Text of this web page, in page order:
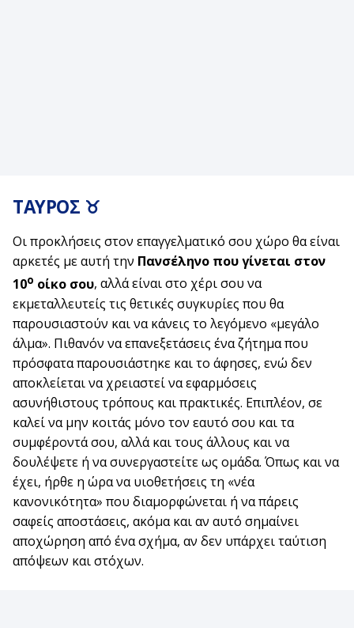
ΤΑΥΡΟΣ ♉
Οι προκλήσεις στον επαγγελματικό σου χώρο θα είναι
αρκετές με αυτή την Πανσέληνο που γίνεται στον
10ο οίκο σου, αλλά είναι στο χέρι σου να
εκμεταλλευτείς τις θετικές συγκυρίες που θα
παρουσιαστούν και να κάνεις το λεγόμενο «μεγάλο
άλμα». Πιθανόν να επανεξετάσεις ένα ζήτημα που
πρόσφατα παρουσιάστηκε και το άφησες, ενώ δεν
αποκλείεται να χρειαστεί να εφαρμόσεις
ασυνήθιστους τρόπους και πρακτικές. Επιπλέον, σε
καλεί να μην κοιτάς μόνο τον εαυτό σου και τα
συμφέροντά σου, αλλά και τους άλλους και να
δουλέψετε ή να συνεργαστείτε ως ομάδα. Όπως και να
έχει, ήρθε η ώρα να υιοθετήσεις τη «νέα
κανονικότητα» που διαμορφώνεται ή να πάρεις
σαφείς αποστάσεις, ακόμα και αν αυτό σημαίνει
αποχώρηση από ένα σχήμα, αν δεν υπάρχει ταύτιση
απόψεων και στόχων.